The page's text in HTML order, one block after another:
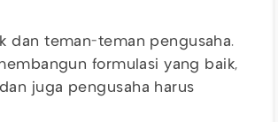
dan teman-teman pengusaha.
formulasi yang baik,
juga pengusaha harus